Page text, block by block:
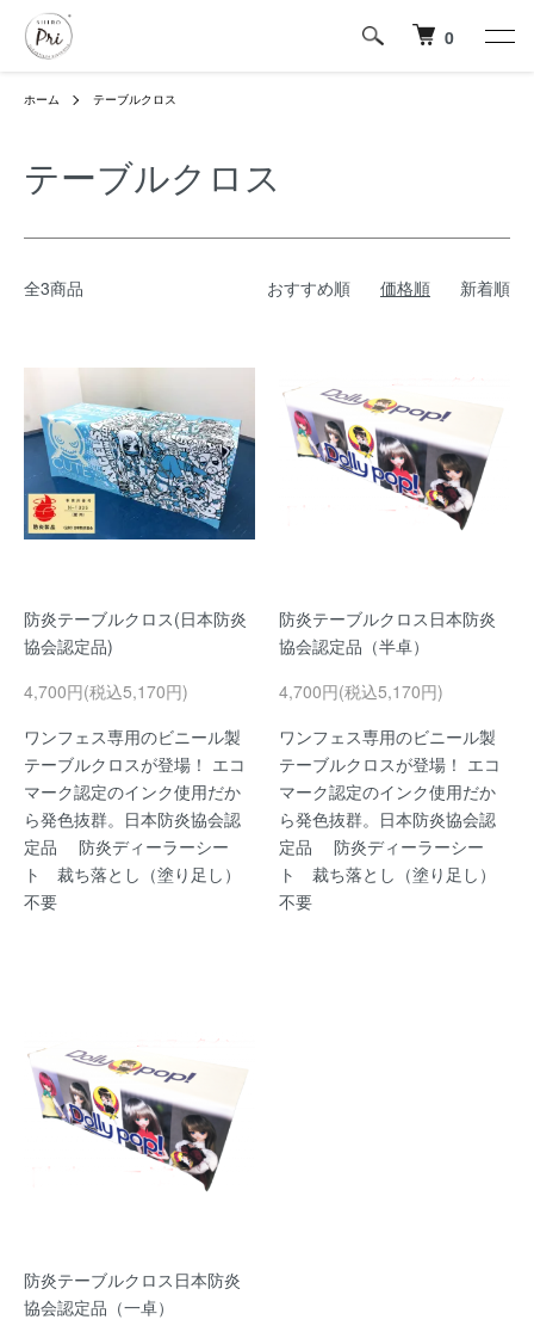
0
ホーム テーブルクロス
テーブルクロス
全3商品 おすすめ順 価格順 新着順
防炎テーブルクロス(日本防炎
協会認定品)
4,700円(税込5,170円)
ワンフェス専用のビニール製
テーブルクロスが登場！ エコ
マーク認定のインク使用だか
ら発色抜群。日本防炎協会認
定品 防炎ディーラーシー
ト 裁ち落とし（塗り足し）
不要
防炎テーブルクロス日本防炎
協会認定品（半卓）
4,700円(税込5,170円)
ワンフェス専用のビニール製
テーブルクロスが登場！ エコ
マーク認定のインク使用だか
ら発色抜群。日本防炎協会認
定品 防炎ディーラーシー
ト 裁ち落とし（塗り足し）
不要
防炎テーブルクロス日本防炎
協会認定品（一卓）